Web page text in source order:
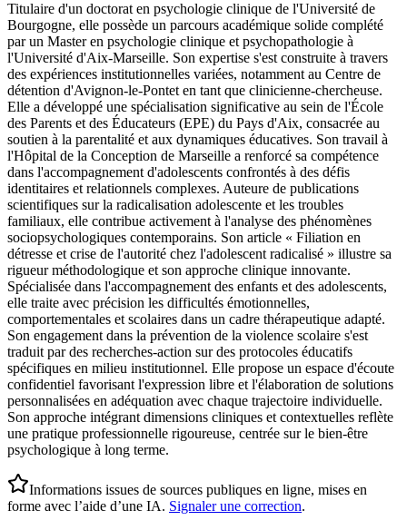
Titulaire d'un doctorat en psychologie clinique de l'Université de
Bourgogne, elle possède un parcours académique solide complété
par un Master en psychologie clinique et psychopathologie à
l'Université d'Aix-Marseille. Son expertise s'est construite à travers
des expériences institutionnelles variées, notamment au Centre de
détention d'Avignon-le-Pontet en tant que clinicienne-chercheuse.
Elle a développé une spécialisation significative au sein de l'École
des Parents et des Éducateurs (EPE) du Pays d'Aix, consacrée au
soutien à la parentalité et aux dynamiques éducatives. Son travail à
l'Hôpital de la Conception de Marseille a renforcé sa compétence
dans l'accompagnement d'adolescents confrontés à des défis
identitaires et relationnels complexes. Auteure de publications
scientifiques sur la radicalisation adolescente et les troubles
familiaux, elle contribue activement à l'analyse des phénomènes
sociopsychologiques contemporains. Son article « Filiation en
détresse et crise de l'autorité chez l'adolescent radicalisé » illustre sa
rigueur méthodologique et son approche clinique innovante.
Spécialisée dans l'accompagnement des enfants et des adolescents,
elle traite avec précision les difficultés émotionnelles,
comportementales et scolaires dans un cadre thérapeutique adapté.
Son engagement dans la prévention de la violence scolaire s'est
traduit par des recherches-action sur des protocoles éducatifs
spécifiques en milieu institutionnel. Elle propose un espace d'écoute
confidentiel favorisant l'expression libre et l'élaboration de solutions
personnalisées en adéquation avec chaque trajectoire individuelle.
Son approche intégrant dimensions cliniques et contextuelles reflète
une pratique professionnelle rigoureuse, centrée sur le bien-être
psychologique à long terme.
Informations issues de sources publiques en ligne, mises en
forme avec l’aide d’une IA. Signaler une correction.